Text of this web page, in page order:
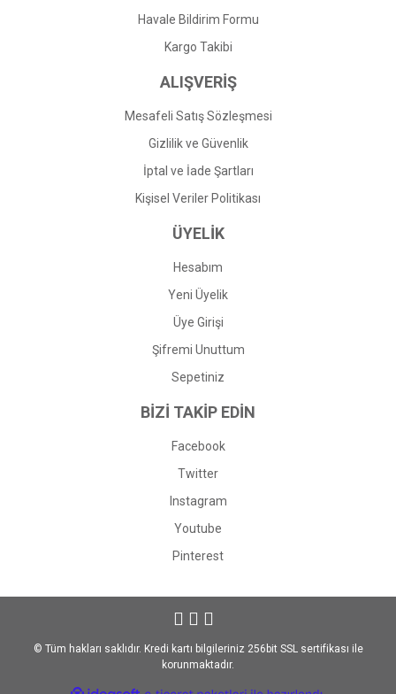
Havale Bildirim Formu
Kargo Takibi
ALIŞVERİŞ
Mesafeli Satış Sözleşmesi
Gizlilik ve Güvenlik
İptal ve İade Şartları
Kişisel Veriler Politikası
ÜYELİK
Hesabım
Yeni Üyelik
Üye Girişi
Şifremi Unuttum
Sepetiniz
BİZİ TAKİP EDİN
Facebook
Twitter
Instagram
Youtube
Pinterest
© Tüm hakları saklıdır. Kredi kartı bilgileriniz 256bit SSL sertifikası ile
korunmaktadır.